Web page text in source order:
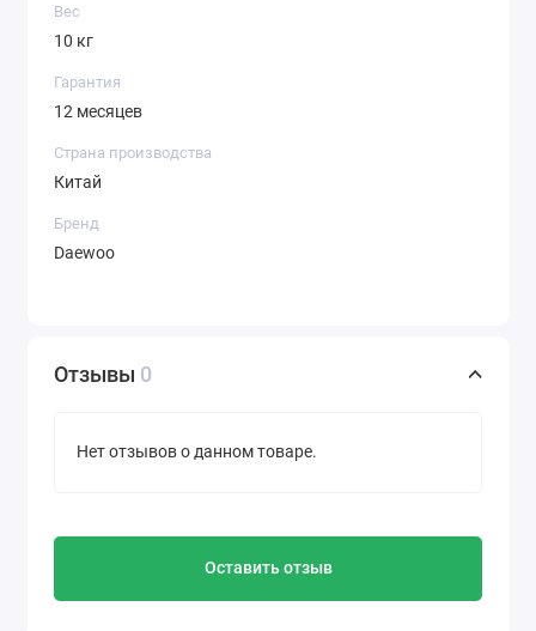
Вес
10 кг
Гарантия
12 месяцев
Страна производства
Китай
Бренд
Daewoo
Отзывы 0
Нет отзывов о данном товаре.
Оставить отзыв